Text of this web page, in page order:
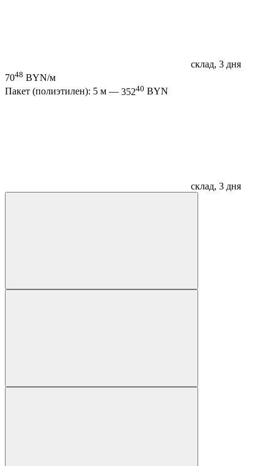
склад, 3 дня
7048 BYN/м
Пакет (полиэтилен): 5 м — 35240 BYN
склад, 3 дня